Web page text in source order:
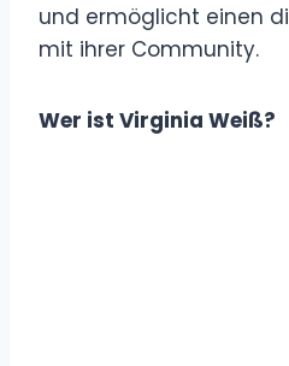
und ermöglicht einen
mit ihrer Community.
Wer ist Virginia Weiß?